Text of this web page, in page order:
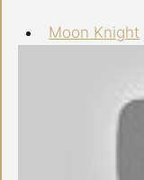
Moon Knight